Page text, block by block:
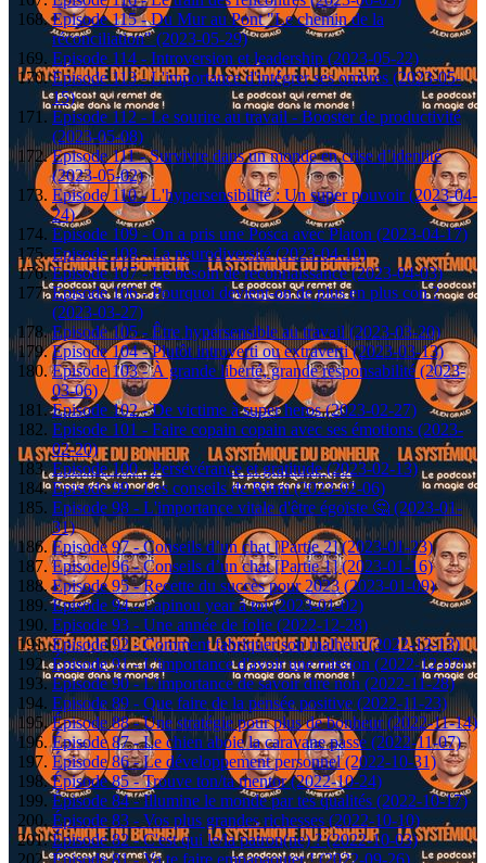
Episode 115 - Du Mur au Pont "Le chemin de la
réconciliation" (2023-05-29)
Episode 114 - Introversion et leadership (2023-05-22)
Episode 113 - L'importance d'intégrer ses ombres (2023-05-
15)
Episode 112 - Le sourire au travail - Booster de productivité
(2023-05-08)
Episode 111 - Survivre dans un monde en crise d’identité
(2023-05-02)
Episode 110 - L'hypersensibilité : Un super pouvoir (2023-04-
24)
Episode 109 - On a pris une Posca avec Platon (2023-04-17)
Episode 108 - La neurodiversité (2023-04-10)
Episode 107 - Le besoin de reconnaissance (2023-04-03)
Episode 106 - Pourquoi devient-on de plus en plus con ?
(2023-03-27)
Episode 105 - Être hypersensible au travail (2023-03-20)
Episode 104 - Plutôt introverti ou extraverti (2023-03-13)
Episode 103 - À grande liberté, grande responsabilité (2023-
03-06)
Episode 102 - De victime à super heros (2023-02-27)
Episode 101 - Faire copain copain avec ses émotions (2023-
02-20)
Episode 100 - Persévérance et gratitude (2023-02-13)
Episode 99 - Les conseils de Rûmi (2023-02-06)
Episode 98 - L'importance vitale d'être égoïste 🤔 (2023-01-
31)
Episode 97 - Conseils d’un chat [Partie 2] (2023-01-23)
Episode 96 - Conseils d’un chat [Partie 1] (2023-01-16)
Episode 95 - Recette du succès pour 2023 (2023-01-09)
Episode 94 - Lapinou year à toi (2023-01-02)
Episode 93 - Une année de folie (2022-12-28)
Episode 92 - Comment fabriquer son malheur (2022-12-13)
Épisode 91 - L'importance d'avoir une mission (2022-12-07)
Episode 90 - L'importance de savoir dire non (2022-11-28)
Episode 89 - Que faire de la pensée positive (2022-11-23)
Épisode 88 - Une stratégie pour plus de bonheur (2022-11-14)
Épisode 87 - Le chien aboie la caravane passe (2022-11-07)
Épisode 86 - Le développement personnel (2022-10-31)
Épisode 85 - Trouve ton/ta mentor (2022-10-24)
Épisode 84 - Illumine le monde par tes qualités (2022-10-17)
Épisode 83 - Vos plus grandes richesses (2022-10-10)
Épisode 82 - C'est qui le/la patron(ne) ? (2022-10-03)
Épisode 81 - Va te faire empapaouter ! (2022-09-26)